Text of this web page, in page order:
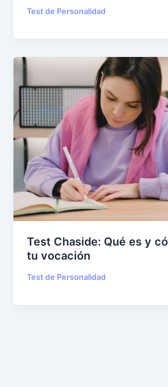
Test de Personalidad
Test Chaside: Qué es y
tu vocación
Test de Personalidad